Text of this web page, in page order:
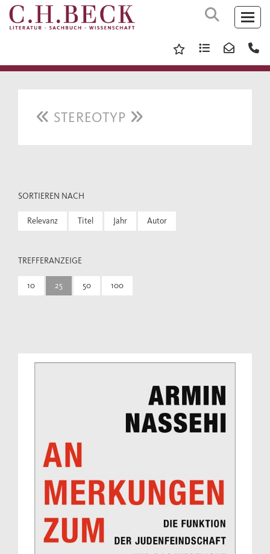
STEREOTYP
SORTIEREN NACH
Relevanz Titel Jahr Autor
TREFFERANZEIGE
10 25 50 100